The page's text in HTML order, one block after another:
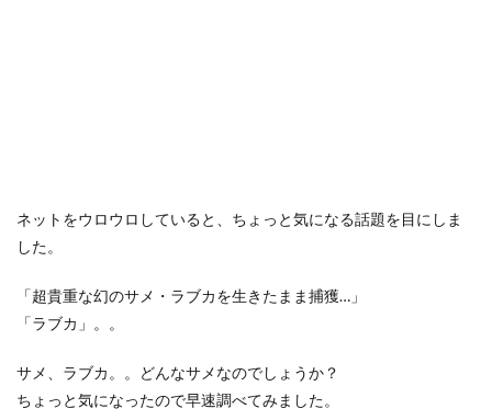
ネットをウロウロしていると、ちょっと気になる話題を目にしま
した。
「超貴重な幻のサメ・ラブカを生きたまま捕獲…」
「ラブカ」。。
サメ、ラブカ。。どんなサメなのでしょうか？
ちょっと気になったので早速調べてみました。